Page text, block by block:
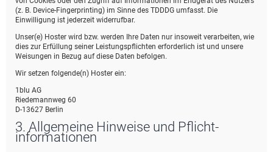
(z. B. Device-Fingerprinting) im Sinne des TDDDG umfasst. Die
Einwilligung ist jederzeit widerrufbar.
Unser(e) Hoster wird bzw. werden Ihre Daten nur insoweit verarbeiten, wie
dies zur Erfüllung seiner Leistungspflichten erforderlich ist und unsere
Weisungen in Bezug auf diese Daten befolgen.
Wir setzen folgende(n) Hoster ein:
1blu AG
Riedemannweg 60
D-13627 Berlin
3. Allgemeine Hinweise und Pflicht­
informationen